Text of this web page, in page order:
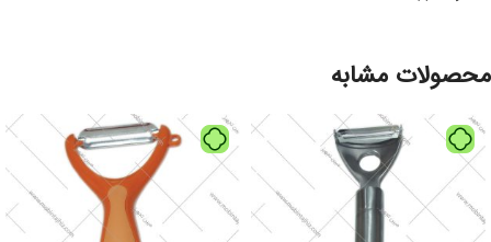
محصولات مشابه